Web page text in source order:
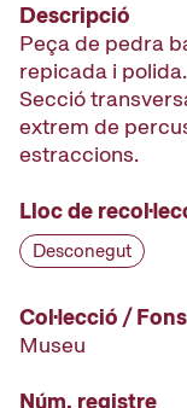
Descripció
Peça de pedra
repicada i
Secció
extrem de
estraccions.
Lloc de
Desconegut
Col·lecció / Fons
Museu
Núm. registre